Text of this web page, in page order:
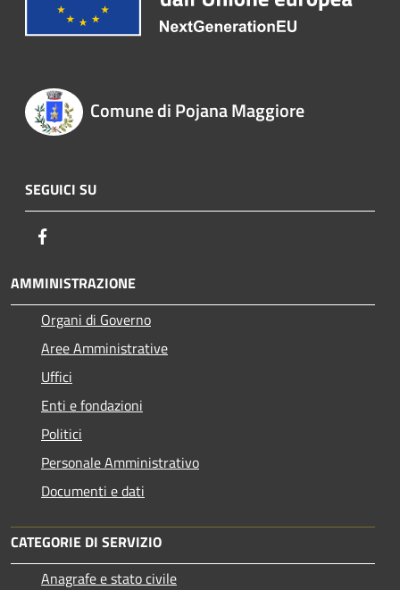
Comune di Pojana Maggiore
SEGUICI SU
AMMINISTRAZIONE
Organi di Governo
Aree Amministrative
Uffici
Enti e fondazioni
Politici
Personale Amministrativo
Documenti e dati
CATEGORIE DI SERVIZIO
Anagrafe e stato civile